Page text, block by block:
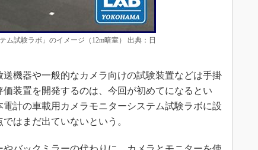
ム試験ラボ」のイメージ（12m暗室） 出典：日
機器や一般的なカメラ向けの試験装置などは手掛
装置を開発するのは、今回が初めてになるとい
計の車載用カメラモニターシステム試験ラボに設
はまだ出ていないという。